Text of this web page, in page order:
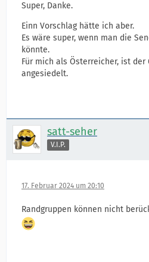
Super, Danke.
Einn Vorschlag hätte ich aber.
Es wäre super, wenn man die
könnte.
Für mich als Österreicher, ist der
angesiedelt.
satt-seher
V.I.P.
17. Februar 2024 um 20:10
Randgruppen können nicht